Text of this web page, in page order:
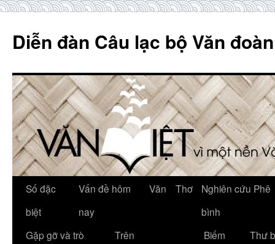
content
Diễn đàn Câu lạc bộ Văn
Số đặc
biệt
Vấn đề hôm
nay
Văn Thơ
Nghiên cứu Phê
bình
Gặp gỡ và trò
Trên
Biếm
Thư